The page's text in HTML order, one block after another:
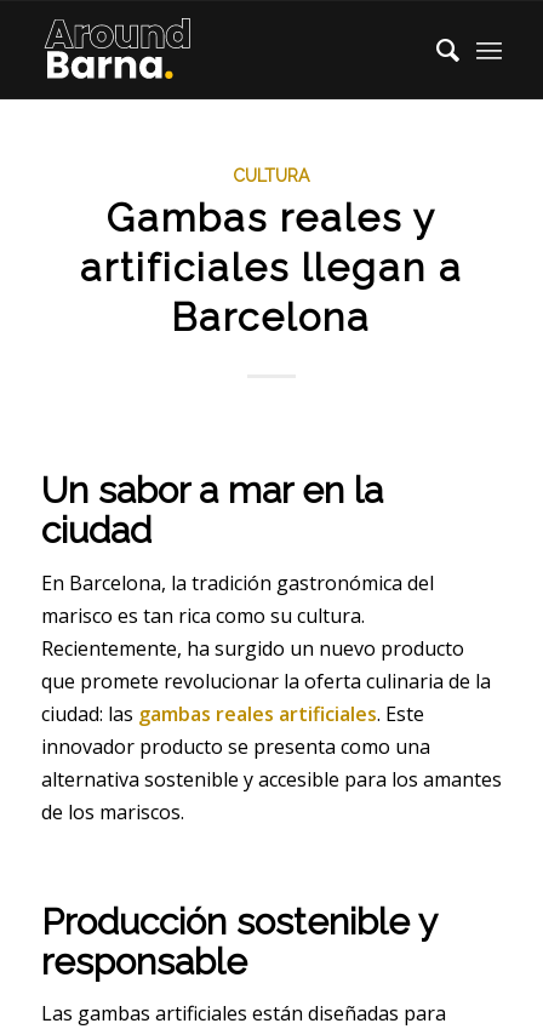
CULTURA
Gambas reales y
artificiales llegan a
Barcelona
Un sabor a mar en la
ciudad
En Barcelona, la tradición gastronómica del
marisco es tan rica como su cultura.
Recientemente, ha surgido un nuevo producto
que promete revolucionar la oferta culinaria de la
ciudad: las gambas reales artificiales. Este
innovador producto se presenta como una
alternativa sostenible y accesible para los amantes
de los mariscos.
Producción sostenible y
responsable
Las gambas artificiales están diseñadas para